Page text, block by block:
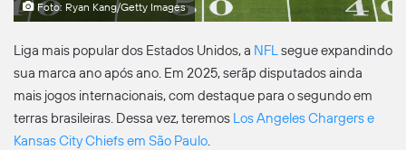
Foto: Ryan Kang/Getty Images
Liga mais popular dos Estados Unidos, a NFLsegue expandindo
sua marca ano após ano. Em 2025, serãp disputados ainda
mais jogos internacionais, com destaque para o segundo em
terras brasileiras. Dessa vez, teremos Los Angeles Chargers e
Kansas City Chiefs em São Paulo.